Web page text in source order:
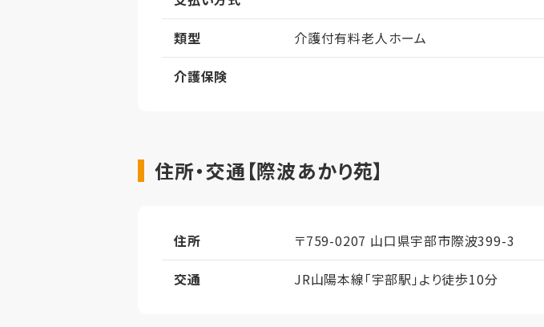
類型
介護付有料老人ホーム
介護保険
住所・交通【際波あかり苑】
住所
〒759-0207 山口県宇部市際波399-3
交通
JR山陽本線「宇部駅」より徒歩10分